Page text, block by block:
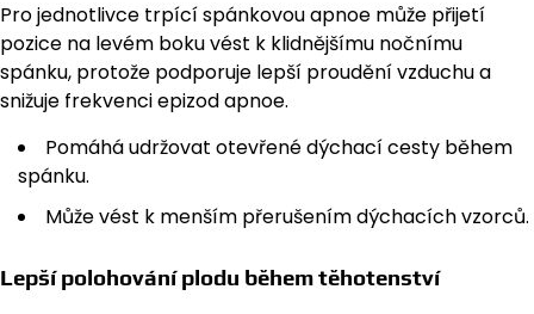
Pro jednotlivce trpící spánkovou apnoe může přijetí
pozice na levém boku vést k klidnějšímu nočnímu
spánku, protože podporuje lepší proudění vzduchu a
snižuje frekvenci epizod apnoe.
Pomáhá udržovat otevřené dýchací cesty během
spánku.
Může vést k menším přerušením dýchacích vzorců.
Lepší polohování plodu během těhotenství